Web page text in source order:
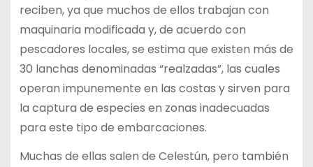
reciben, ya que muchos de ellos trabajan con
maquinaria modificada y, de acuerdo con
pescadores locales, se estima que existen más de
30 lanchas denominadas “realzadas”, las cuales
operan impunemente en las costas y sirven para
la captura de especies en zonas inadecuadas
para este tipo de embarcaciones.
Muchas de ellas salen de Celestún, pero también